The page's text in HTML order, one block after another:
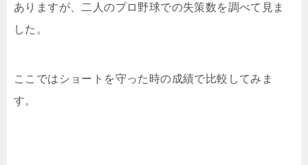
ありますが、二人のプロ野球での失策数を調べて見ま
した。
ここではショートを守った時の成績で比較してみま
す。